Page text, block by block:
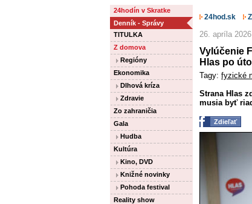
24hodín v Skratke
Denník - Správy
TITULKA
Z domova
Regióny
Ekonomika
Dlhová kríza
Zdravie
Zo zahraničia
Gala
Hudba
Kultúra
Kino, DVD
Knižné novinky
Pohoda festival
Reality show
24hod.sk
26. apríla 2026
Vylúčenie
Hlas po
Tagy: fyzické
Strana Hlas
musia byť
Zdieľať